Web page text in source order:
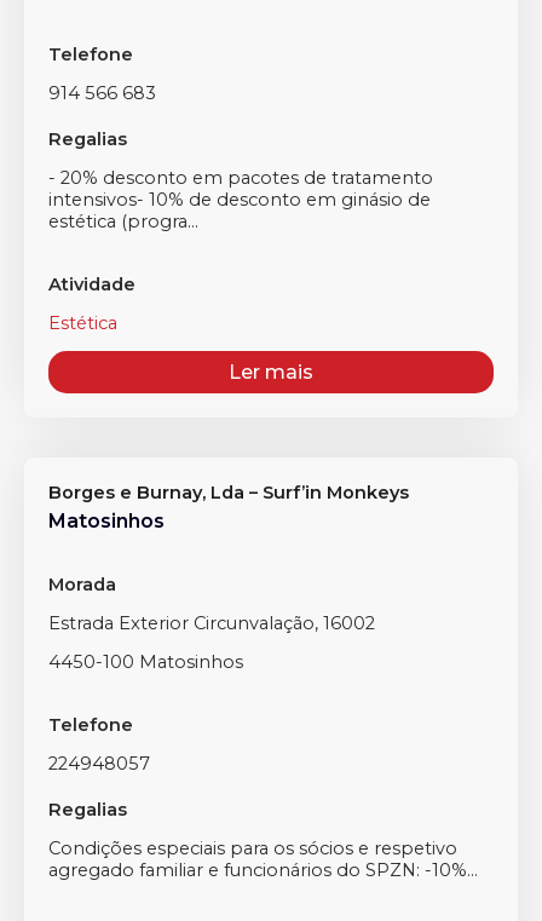
Telefone
914 566 683
Regalias
- 20% desconto em pacotes de tratamento
intensivos- 10% de desconto em ginásio de
estética (progra...
Atividade
Estética
Ler mais
Borges e Burnay, Lda – Surf’in Monkeys
Matosinhos
Morada
Estrada Exterior Circunvalação, 16002
4450-100 Matosinhos
Telefone
224948057
Regalias
Condições especiais para os sócios e respetivo
agregado familiar e funcionários do SPZN: -10%...